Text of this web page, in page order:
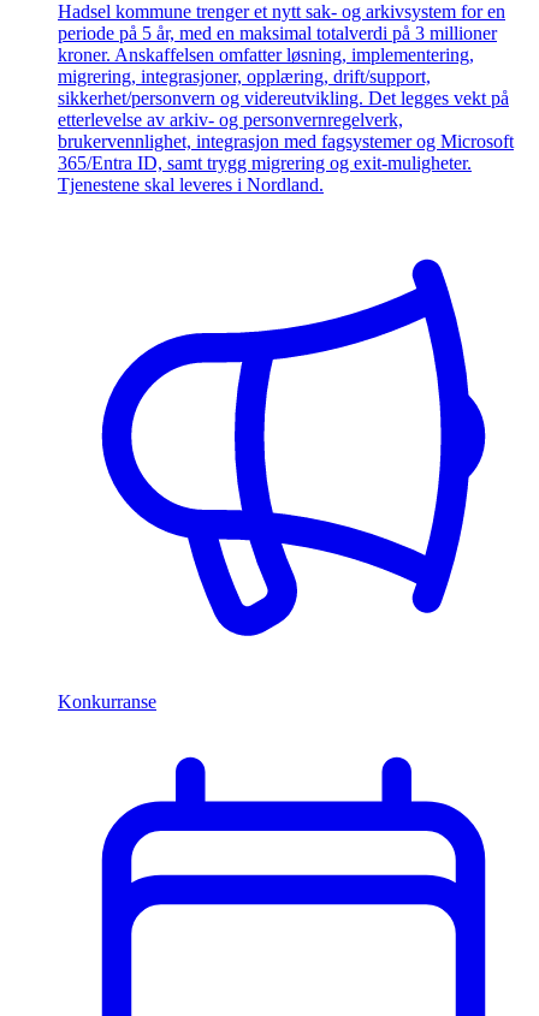
Hadsel kommune trenger et nytt sak- og arkivsystem for en
periode på 5 år, med en maksimal totalverdi på 3 millioner
kroner. Anskaffelsen omfatter løsning, implementering,
migrering, integrasjoner, opplæring, drift/support,
sikkerhet/personvern og videreutvikling. Det legges vekt på
etterlevelse av arkiv- og personvernregelverk,
brukervennlighet, integrasjon med fagsystemer og Microsoft
365/Entra ID, samt trygg migrering og exit-muligheter.
Tjenestene skal leveres i Nordland.
Konkurranse